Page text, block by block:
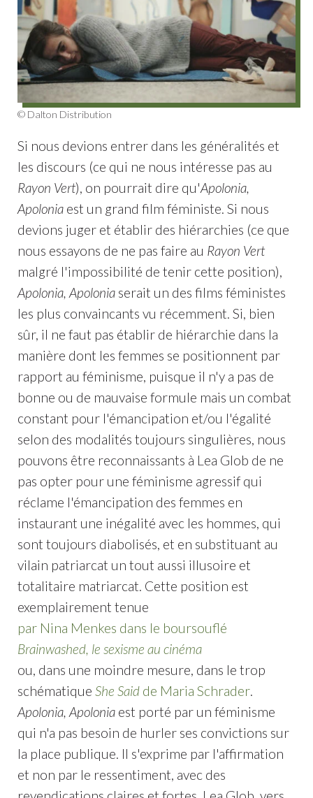
© Dalton Distribution
Si nous devions entrer dans les généralités et
les discours (ce qui ne nous intéresse pas au
Rayon Vert), on pourrait dire qu'Apolonia,
Apoloniaest un grand film féministe. Si nous
devions juger et établir des hiérarchies (ce que
nous essayons de ne pas faire au Rayon Vert
malgré l'impossibilité de tenir cette position),
Apolonia, Apoloniaserait un des films féministes
les plus convaincants vu récemment. Si, bien
sûr, il ne faut pas établir de hiérarchie dans la
manière dont les femmes se positionnent par
rapport au féminisme, puisque il n'y a pas de
bonne ou de mauvaise formule mais un combat
constant pour l'émancipation et/ou l'égalité
selon des modalités toujours singulières, nous
pouvons être reconnaissants à Lea Glob de ne
pas opter pour une féminisme agressif qui
réclame l'émancipation des femmes en
instaurant une inégalité avec les hommes, qui
sont toujours diabolisés, et en substituant au
vilain patriarcat un tout aussi illusoire et
totalitaire matriarcat. Cette position est
exemplairement tenue
par Nina Menkes dans le boursouflé
Brainwashed, le sexisme au cinéma
ou, dans une moindre mesure, dans le trop
schématique She Saidde Maria Schrader.
Apolonia, Apoloniaest porté par un féminisme
qui n'a pas besoin de hurler ses convictions sur
la place publique. Il s'exprime par l'affirmation
et non par le ressentiment, avec des